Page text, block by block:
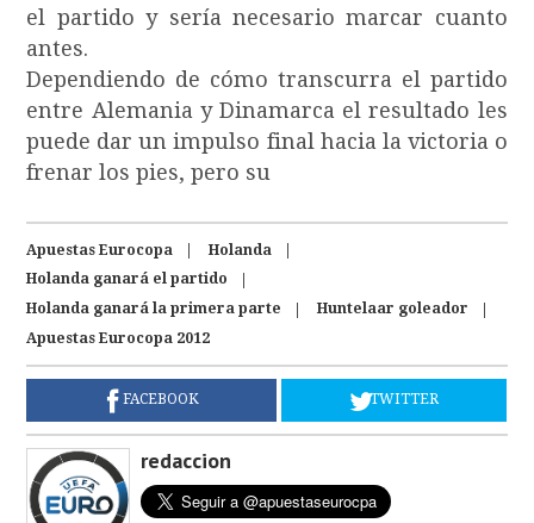
el partido y sería necesario marcar cuanto
antes.
Dependiendo de cómo transcurra el partido
entre Alemania y Dinamarca el resultado les
puede dar un impulso final hacia la victoria o
frenar los pies, pero su
Apuestas Eurocopa
Holanda
Holanda ganará el partido
Holanda ganará la primera parte
Huntelaar goleador
Apuestas Eurocopa 2012
FACEBOOK TWITTER
redaccion